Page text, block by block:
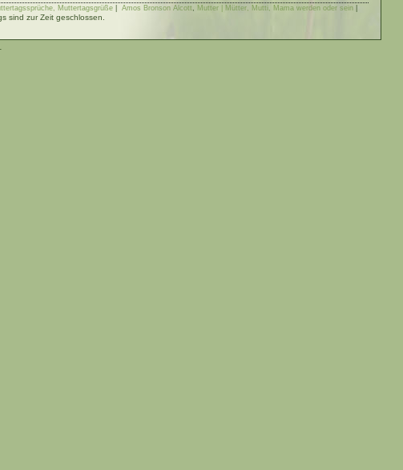
Muttertagsgrüße Amos Bronson Alcott, Mutter | Mütter, Mutti, Mama werden oder sein
sind zur Zeit geschlossen.